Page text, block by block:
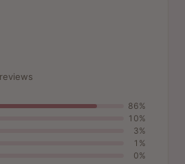
86%
10%
3%
1%
0%